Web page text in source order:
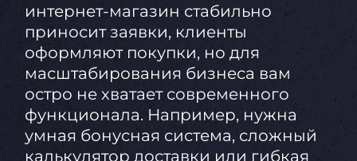
интернет-магазин стабильно
приносит заявки, клиенты
оформляют покупки, но для
масштабирования бизнеса вам
остро не хватает современного
функционала. Например, нужна
умная бонусная система, сложный
калькулятор доставки или гибкая